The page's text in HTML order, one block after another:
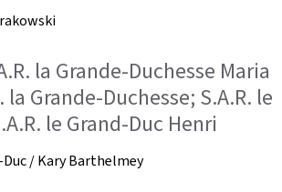
la Grande-Duchesse Maria
la Grande-Duchesse; S.A.R. le
le Grand-Duc Henri
/ Kary Barthelmey